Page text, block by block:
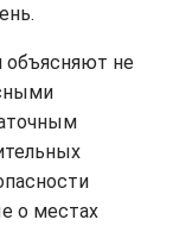
объясняют не
о местах